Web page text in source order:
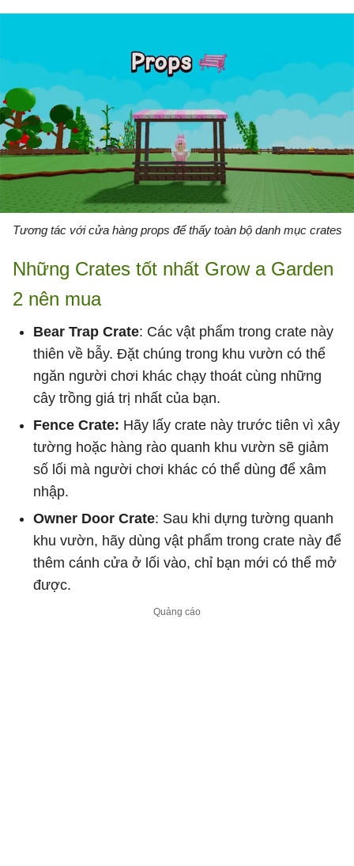
Tương tác với cửa hàng props để thấy toàn bộ danh mục crates
Những Crates tốt nhất Grow a Garden
2 nên mua
Bear Trap Crate: Các vật phẩm trong crate này
thiên về bẫy. Đặt chúng trong khu vườn có thể
ngăn người chơi khác chạy thoát cùng những
cây trồng giá trị nhất của bạn.
Fence Crate: Hãy lấy crate này trước tiên vì xây
tường hoặc hàng rào quanh khu vườn sẽ giảm
số lối mà người chơi khác có thể dùng để xâm
nhập.
Owner Door Crate: Sau khi dựng tường quanh
khu vườn, hãy dùng vật phẩm trong crate này để
thêm cánh cửa ở lối vào, chỉ bạn mới có thể mở
được.